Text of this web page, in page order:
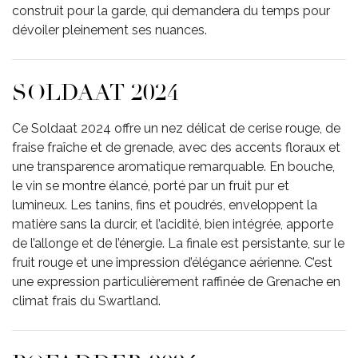
construit pour la garde, qui demandera du temps pour
dévoiler pleinement ses nuances.
SOLDAAT 2024
Ce Soldaat 2024 offre un nez délicat de cerise rouge, de
fraise fraîche et de grenade, avec des accents floraux et
une transparence aromatique remarquable. En bouche,
le vin se montre élancé, porté par un fruit pur et
lumineux. Les tanins, fins et poudrés, enveloppent la
matière sans la durcir, et l’acidité, bien intégrée, apporte
de l’allonge et de l’énergie. La finale est persistante, sur le
fruit rouge et une impression d’élégance aérienne. C’est
une expression particulièrement raffinée de Grenache en
climat frais du Swartland.